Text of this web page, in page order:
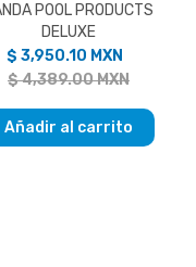
POOL PRODUCTS
DELUXE
$ 3,950.10 MXN
$ 4,389.00 MXN
Añadir al carrito